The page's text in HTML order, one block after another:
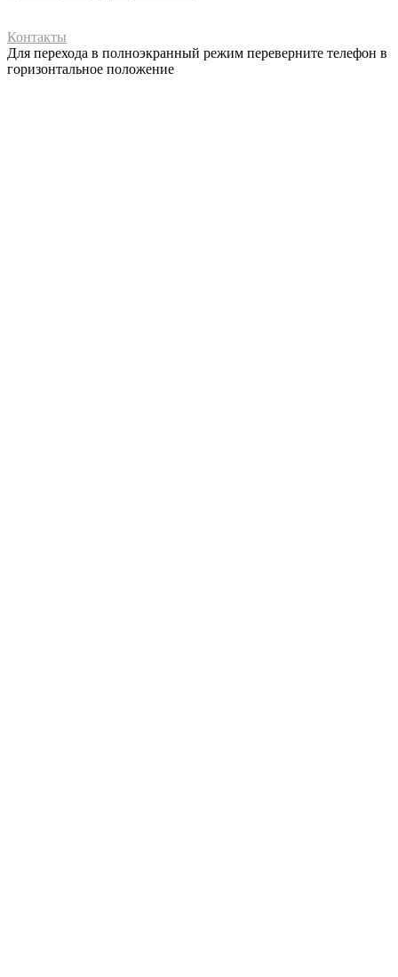
Контакты
Для перехода в полноэкранный режим переверните телефон в
горизонтальное положение